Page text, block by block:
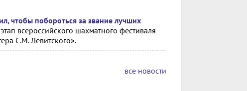
чтобы побороться за звание лучших
всероссийского шахматного фестиваля
С.М. Левитского».
все новости